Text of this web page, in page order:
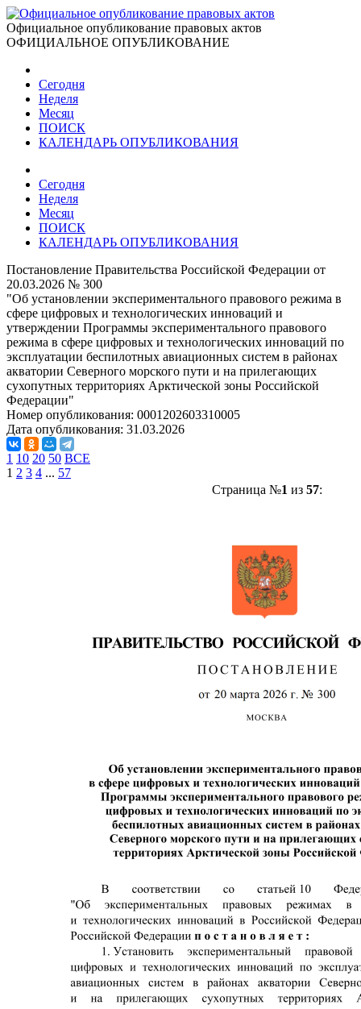
Официальное опубликование правовых актов
ОФИЦИАЛЬНОЕ ОПУБЛИКОВАНИЕ
Сегодня
Неделя
Месяц
ПОИСК
КАЛЕНДАРЬ ОПУБЛИКОВАНИЯ
Сегодня
Неделя
Месяц
ПОИСК
КАЛЕНДАРЬ ОПУБЛИКОВАНИЯ
Постановление Правительства Российской Федерации от
20.03.2026 № 300
"Об установлении экспериментального правового режима в
сфере цифровых и технологических инноваций и
утверждении Программы экспериментального правового
режима в сфере цифровых и технологических инноваций по
эксплуатации беспилотных авиационных систем в районах
акватории Северного морского пути и на прилегающих
сухопутных территориях Арктической зоны Российской
Федерации"
Номер опубликования: 0001202603310005
Дата опубликования: 31.03.2026
1 10 20 50 ВСЕ
1 2 3 4 ... 57
Страница №1 из 57: